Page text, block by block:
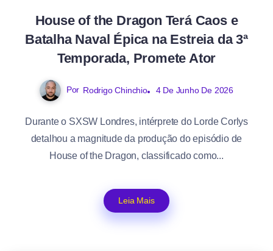
House of the Dragon Terá Caos e
Batalha Naval Épica na Estreia da 3ª
Temporada, Promete Ator
Por Rodrigo Chinchio 4 De Junho De 2026
Durante o SXSW Londres, intérprete do Lorde Corlys
detalhou a magnitude da produção do episódio de
House of the Dragon, classificado como...
Leia Mais